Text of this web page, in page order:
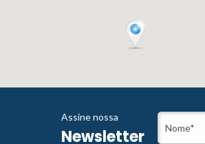
Assine nossa
Newsletter